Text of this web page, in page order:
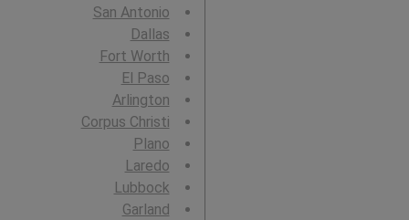
San Antonio
Dallas
Fort Worth
El Paso
Arlington
Corpus Christi
Plano
Laredo
Lubbock
Garland